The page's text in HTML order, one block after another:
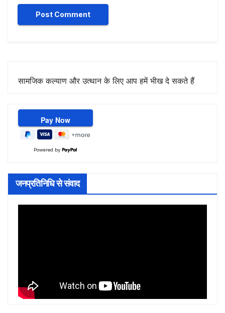
सामजिक कल्याण और उत्थान के लिए आप हमें भीख दे सकते हैं
Powered by
जनप्रतिनिधि से संवाद